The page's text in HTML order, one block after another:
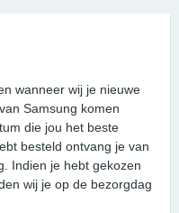
wanneer wij je nieuwe
Samsung komen
die jou het beste
besteld ontvang je van
Indien je hebt gekozen
wij je op de bezorgdag